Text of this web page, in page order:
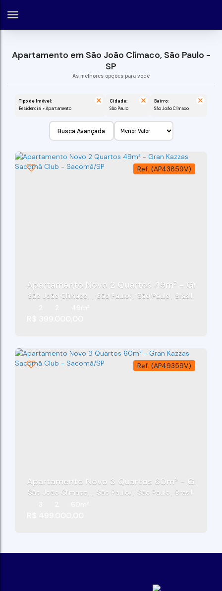
Apartamento em São João Clímaco, São Paulo -
SP
Tipo de Imóvel:
Residencial » Apartamento
Cidade:
São Paulo
Bairro:
São João Clímaco
Busca Avançada
(AP43859V)
Apartamento Novo 2 Quartos 49m² - Gran
São João Clímaco São Paulo São Paulo
Brasil
(AP49359V)
Apartamento Novo 3 Quartos 60m² - Gran
São João Clímaco São Paulo São Paulo
Brasil